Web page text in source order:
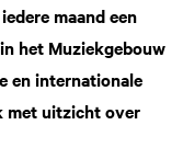
iedere maand een
het Muziekgebouw
en internationale
met uitzicht over